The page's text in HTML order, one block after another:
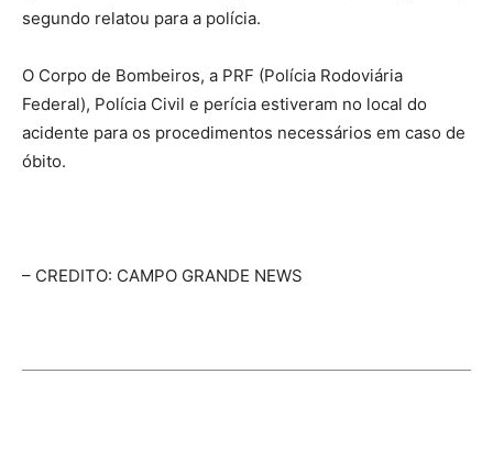
segundo relatou para a polícia.
O Corpo de Bombeiros, a PRF (Polícia Rodoviária
Federal), Polícia Civil e perícia estiveram no local do
acidente para os procedimentos necessários em caso de
óbito.
– CREDITO: CAMPO GRANDE NEWS